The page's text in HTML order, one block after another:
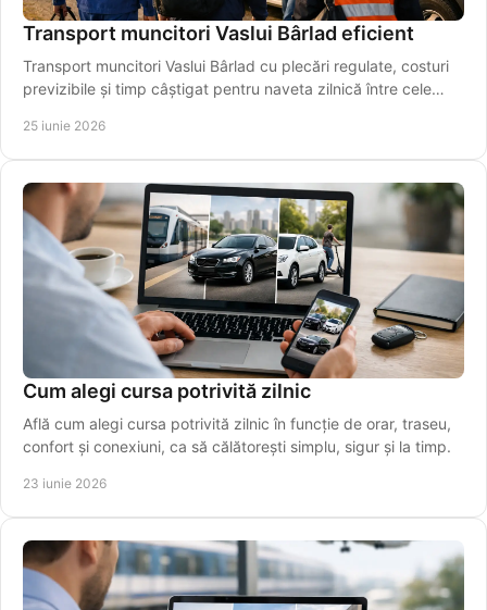
Transport muncitori Vaslui Bârlad eficient
Transport muncitori Vaslui Bârlad cu plecări regulate, costuri
previzibile și timp câștigat pentru naveta zilnică între cele
25 iunie 2026
Cum alegi cursa potrivită zilnic
Află cum alegi cursa potrivită zilnic în funcție de orar, traseu,
confort și conexiuni, ca să călătorești simplu, sigur și la timp.
23 iunie 2026